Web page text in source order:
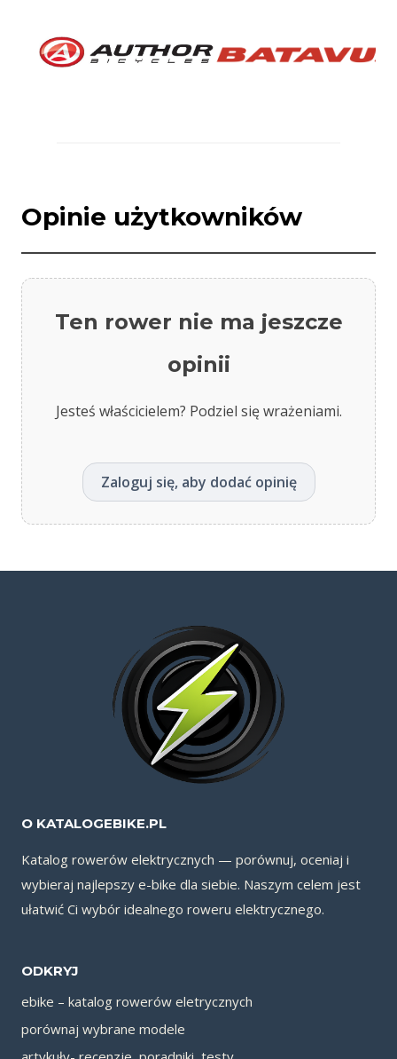
Opinie użytkowników
Ten rower nie ma jeszcze
opinii
Jesteś właścicielem? Podziel się wrażeniami.
Zaloguj się, aby dodać opinię
O KATALOGEBIKE.PL
Katalog rowerów elektrycznych — porównuj, oceniaj i
wybieraj najlepszy e-bike dla siebie. Naszym celem jest
ułatwić Ci wybór idealnego roweru elektrycznego.
ODKRYJ
ebike – katalog rowerów eletrycznych
porównaj wybrane modele